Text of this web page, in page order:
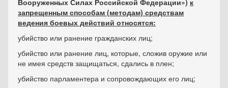
Вооруженных Силах Российской Федерации») к
запрещенным способам (методам) средствам
ведения боевых действий относятся:
убийство или ранение гражданских лиц;
убийство или ранение лиц, которые, сложив оружие или
не имея средств защищаться, сдались в плен;
убийство парламентера и сопровождающих его лиц;